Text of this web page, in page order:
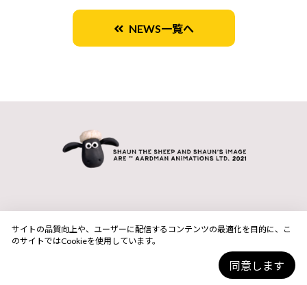
NEWS一覧へ
サイトの品質向上や、ユーザーに配信するコンテンツの最適化を目的に、こ
のサイトではCookieを使用しています。
同意します